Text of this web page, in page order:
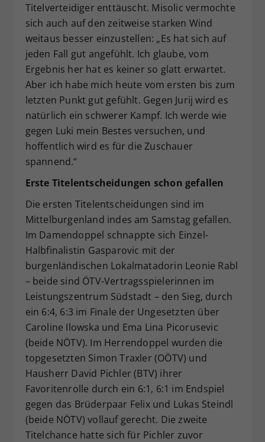
Titelverteidiger enttäuscht. Misolic vermochte
sich auch auf den zeitweise starken Wind
weitaus besser einzustellen: „Es hat sich auf
jeden Fall gut angefühlt. Ich glaube, vom
Ergebnis her hat es keiner so glatt erwartet.
Aber ich habe mich heute vom ersten bis zum
letzten Punkt gut gefühlt. Gegen Jurij wird es
natürlich ein schwerer Kampf. Ich werde wie
gegen Luki mein Bestes versuchen, und
hoffentlich wird es für die Zuschauer
spannend.“
Erste Titelentscheidungen schon gefallen
Die ersten Titelentscheidungen sind im
Mittelburgenland indes am Samstag gefallen.
Im Damendoppel schnappte sich Einzel-
Halbfinalistin Gasparovic mit der
burgenländischen Lokalmatadorin Leonie Rabl
– beide sind ÖTV-Vertragsspielerinnen im
Leistungszentrum Südstadt – den Sieg, durch
ein 6:4, 6:3 im Finale der Ungesetzten über
Caroline Ilowska und Ema Lina Picorusevic
(beide NÖTV). Im Herrendoppel wurden die
topgesetzten Simon Traxler (OÖTV) und
Hausherr David Pichler (BTV) ihrer
Favoritenrolle durch ein 6:1, 6:1 im Endspiel
gegen das Brüderpaar Felix und Lukas Steindl
(beide NÖTV) vollauf gerecht. Die zweite
Titelchance hatte sich für Pichler zuvor